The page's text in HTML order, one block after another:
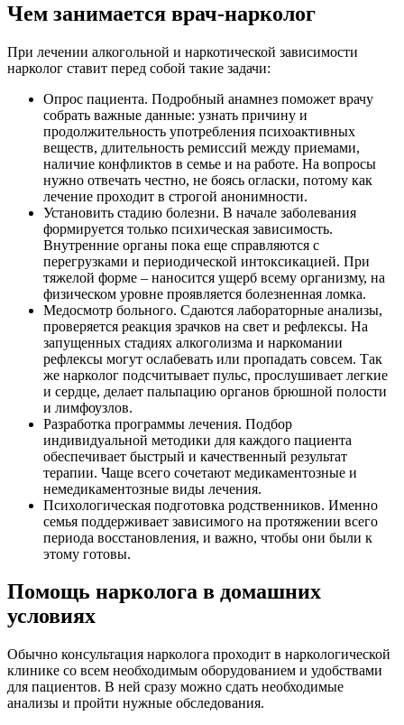
Чем занимается врач-нарколог
При лечении алкогольной и наркотической зависимости
нарколог ставит перед собой такие задачи:
Опрос пациента. Подробный анамнез поможет врачу
собрать важные данные: узнать причину и
продолжительность употребления психоактивных
веществ, длительность ремиссий между приемами,
наличие конфликтов в семье и на работе. На вопросы
нужно отвечать честно, не боясь огласки, потому как
лечение проходит в строгой анонимности.
Установить стадию болезни. В начале заболевания
формируется только психическая зависимость.
Внутренние органы пока еще справляются с
перегрузками и периодической интоксикацией. При
тяжелой форме – наносится ущерб всему организму, на
физическом уровне проявляется болезненная ломка.
Медосмотр больного. Сдаются лабораторные анализы,
проверяется реакция зрачков на свет и рефлексы. На
запущенных стадиях алкоголизма и наркомании
рефлексы могут ослабевать или пропадать совсем. Так
же нарколог подсчитывает пульс, прослушивает легкие
и сердце, делает пальпацию органов брюшной полости
и лимфоузлов.
Разработка программы лечения. Подбор
индивидуальной методики для каждого пациента
обеспечивает быстрый и качественный результат
терапии. Чаще всего сочетают медикаментозные и
немедикаментозные виды лечения.
Психологическая подготовка родственников. Именно
семья поддерживает зависимого на протяжении всего
периода восстановления, и важно, чтобы они были к
этому готовы.
Помощь нарколога в домашних
условиях
Обычно консультация нарколога проходит в наркологической
клинике со всем необходимым оборудованием и удобствами
для пациентов. В ней сразу можно сдать необходимые
анализы и пройти нужные обследования.